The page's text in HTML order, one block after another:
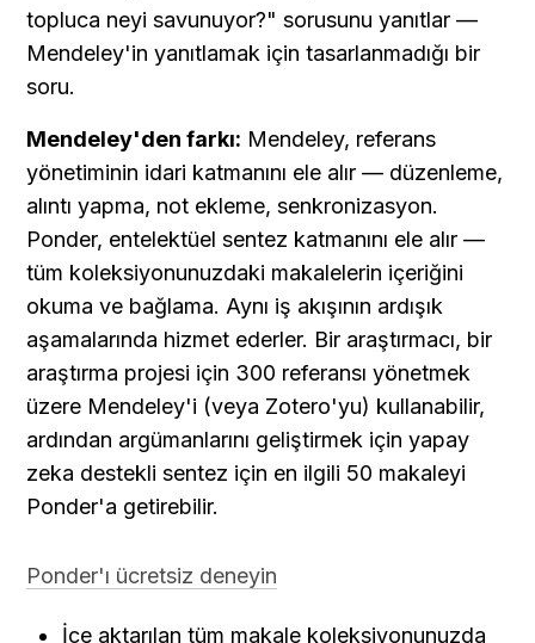
topluca neyi savunuyor?" sorusunu yanıtlar —
Mendeley'in yanıtlamak için tasarlanmadığı bir
soru.
Mendeley'den farkı: Mendeley, referans
yönetiminin idari katmanını ele alır — düzenleme,
alıntı yapma, not ekleme, senkronizasyon.
Ponder, entelektüel sentez katmanını ele alır —
tüm koleksiyonunuzdaki makalelerin içeriğini
okuma ve bağlama. Aynı iş akışının ardışık
aşamalarında hizmet ederler. Bir araştırmacı, bir
araştırma projesi için 300 referansı yönetmek
üzere Mendeley'i (veya Zotero'yu) kullanabilir,
ardından argümanlarını geliştirmek için yapay
zeka destekli sentez için en ilgili 50 makaleyi
Ponder'a getirebilir.
Ponder'ı ücretsiz deneyin
İçe aktarılan tüm makale koleksiyonunuzda